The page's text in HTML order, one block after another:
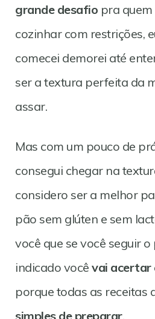
grande desafio pra
cozinhar com restrições,
comecei demorei até
ser a textura perfeita da
assar.
Mas com um pouco de
consegui chegar na
considero ser a melhor
pão sem glúten e sem
você que se você seguir
indicado você vai acertar
porque todas as receitas
simples de preparar.